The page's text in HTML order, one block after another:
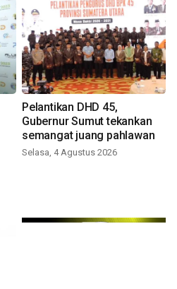
Pelantikan DHD 45,
Gubernur Sumut tekankan
semangat juang pahlawan
Selasa, 4 Agustus 2026